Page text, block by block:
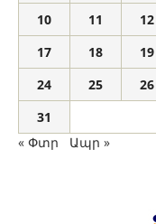
10
11 12
17
18 19
24
25 26
31
« Փտր
Ապր »